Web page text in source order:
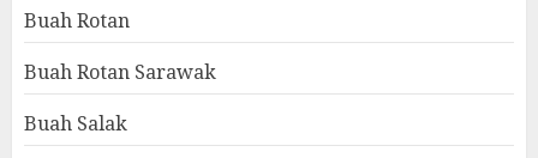
Buah Rotan
Buah Rotan Sarawak
Buah Salak